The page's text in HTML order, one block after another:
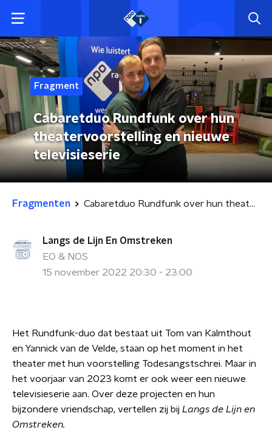
Fragment
Cabaretduo Rundfunk over hun
theatervoorstelling en nieuwe
televisieserie
Fragmenten Cabaretduo Rundfunk over hun theatervoorstelling en nieuwe televisieserie
Langs de Lijn En Omstreken
EO & NOS
15 november 2022 20:30 - 23:00
Het Rundfunk-duo dat bestaat uit Tom van Kalmthout
en Yannick van de Velde, staan op het moment in het
theater met hun voorstelling Todesangstschrei. Maar in
het voorjaar van 2023 komt er ook weer een nieuwe
televisieserie aan. Over deze projecten en hun
bijzondere vriendschap, vertellen zij bij Langs de Lijn en
Omstreken.